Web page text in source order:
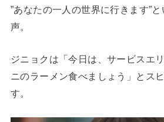
”あなたの一人の世界に行きます”
声。
ジニョクは「今日は、サービスエ
ニのラーメン食べましょう」とス
す。